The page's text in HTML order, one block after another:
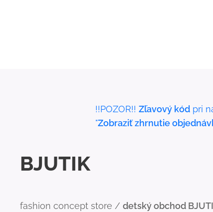
!!POZOR!! Zľavový kódpri
"Zobraziť zhrnutie
BJUTIK
fashion concept store / detský obchod